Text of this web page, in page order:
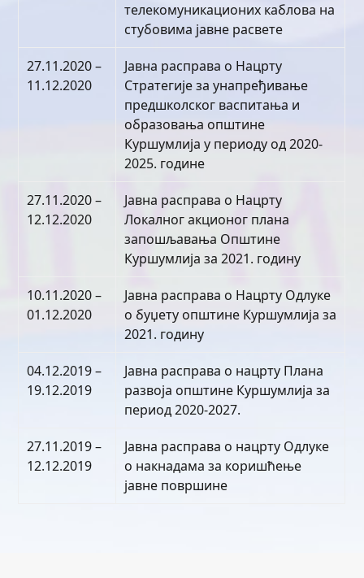
телекомуникационих каблова на
стубовима јавне расвете
27.11.2020 –
11.12.2020
Јавна расправа о Нацрту
Стратегије за унапређивање
предшколског васпитања и
образовања општине
Куршумлија у периоду од 2020-
2025. године
27.11.2020 –
12.12.2020
Јавна расправа о Нацрту
Локалног акционог плана
запошљавања Општине
Куршумлија за 2021. годину
10.11.2020 –
01.12.2020
Јавна расправа о Нацрту Oдлуке
о буџету општине Куршумлија за
2021. годину
04.12.2019 –
19.12.2019
Јавна расправа о нацрту Плана
развоја општине Куршумлија за
период 2020-2027.
27.11.2019 –
12.12.2019
Јавна расправа о нацрту Одлуке
о накнадама за коришћење
јавне површине